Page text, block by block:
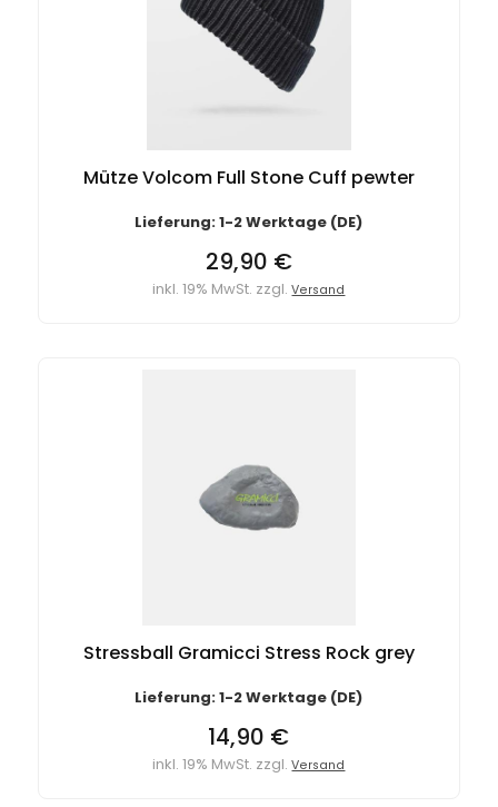
Mütze Volcom Full Stone Cuff pewter
Lieferung: 1-2 Werktage (DE)
29,90 €
inkl. 19% MwSt. zzgl.Versand
Stressball Gramicci Stress Rock grey
Lieferung: 1-2 Werktage (DE)
14,90 €
inkl. 19% MwSt. zzgl.Versand